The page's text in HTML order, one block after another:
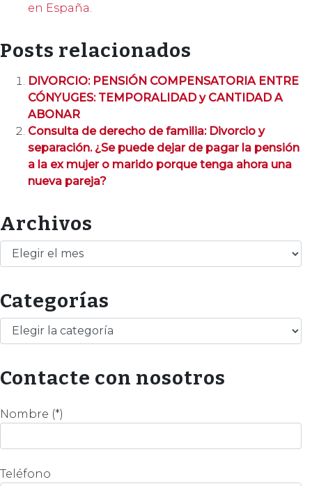
en España.
Posts relacionados
DIVORCIO: PENSIÓN COMPENSATORIA ENTRE
CÓNYUGES: TEMPORALIDAD y CANTIDAD A
ABONAR
Consulta de derecho de familia: Divorcio y
separación. ¿Se puede dejar de pagar la pensión
a la ex mujer o marido porque tenga ahora una
nueva pareja?
Archivos
Archivos
Categorías
Categorías
Contacte con nosotros
Nombre (*)
Teléfono